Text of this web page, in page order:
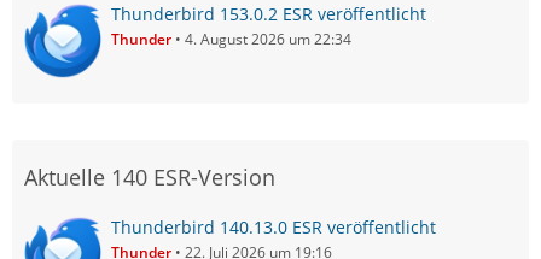
Thunderbird 153.0.2 ESR veröffentlicht
Thunder 4. August 2026 um 22:34
Aktuelle 140 ESR-Version
Thunderbird 140.13.0 ESR veröffentlicht
Thunder 22. Juli 2026 um 19:16